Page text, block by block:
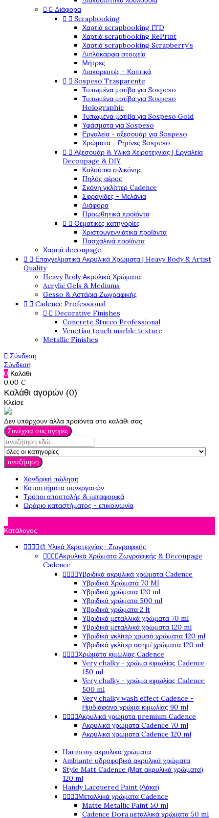
  Διάφορα
  Scrapbooking
Χαρτιά scrapbooking ITD
Χαρτιά scrapbooking RePrint
Χαρτιά scrapbooking Scrapberry's
Διπλόκαρφα στοιχεία
Μήτρες
Διακορευτές - Κοπτικά
  Sospeso Trasparente
Τυπωμένα μοτίβα για Sospeso
Τυπωμένα μοτίβα για Sospeso
Holographic
Τυπωμένα μοτίβα για Sospeso Gold
Υφάσματα για Sospeso
Εργαλεία - αξεσουάρ για Sospeso
Χρώματα - Ρητίνες Sospeso
  Αξεσουάρ & Υλικά Χειροτεχνίας | Εργαλεία
Decoupage & DIY
Καλούπια σιλικόνης
Πηλός αέρος
Σκόνη γκλίττερ Cadence
Σφραγίδες - Μελάνια
Διάφορα
Προωθητικά προϊόντα
  Θεματικές κατηγορίες
Χριστουγεννιάτικα προϊόντα
Πασχαλινά προϊόντα
Χαρτιά decoupage
  Επαγγελματικά Ακρυλικά Χρώματα | Heavy Body & Artist
Quality
Heavy Body Ακρυλικά Χρώματα
Acrylic Gels & Mediums
Gesso & Αστάρια Ζωγραφικής
  Cadence Professional
  Decorative Finishes
Concrete Stucco Professional
Venetian touch marble texture
Metallic Finishes
 Σύνδεση
Σύνδεση
0 Καλάθι
0,00 €
Καλάθι αγορών (0)
Κλείσε
Δεν υπάρχουν άλλα προϊόντα στο καλάθι σας
Συνέχεια στις αγορές
αναζήτηση
Χονδρική πώληση
Καταστήματα συνεργατών
Τρόποι αποστολής & μεταφορικά
Ωράριο καταστήματος - επικοινωνία
Κατάλογος
🎨 Υλικά Χεροτεχνίας- Ζωγραφικής
Ακρυλικά Χρώματα Ζωγραφικής & Decoupage
Cadence
Υβριδικά ακρυλικά χρώματα Cadence
Υβριδικά Χρώματα 70 Ml
Υβριδικά χρώματα 120 ml
Υβριδικά χρώματα 500 ml
Υβριδικά χρώματα 2 lt
Υβριδικά μεταλλικά χρώματα 70 ml
Υβριδικά μεταλλικά χρώματα 120 ml
Υβριδικά γκλίτερ χρυσό χρώματα 120 ml
Υβριδικά γκλίτερ ασημί χρώματα 120 ml
Χρώματα κιμωλίας Cadence
Very chalky - χρώμα κιμωλίας Cadence
150 ml
Very chalky - χρώμα κιμωλίας Cadence
500 ml
Very chalky wash effect Cadence -
Ημιδιάφανο χρώμα κιμωλίας 90 ml
Ακρυλικά χρώματα premium Cadence
Ακρυλικά χρώματα Cadence 70 ml
Ακρυλικά χρώματα Cadence 120 ml
Harmony ακρυλικά χρώματα
Ambiante υδροφοβικά ακρυλικά χρώματα
Style Matt Cadence (Ματ ακρυλικά χρώματα)
120 ml
Handy Lacquered Paint (Λάκα)
Μεταλλικά χρώματα Cadence
Matte Metallic Paint 50 ml
Cadence Dora μεταλλικά χρώματα 50 ml